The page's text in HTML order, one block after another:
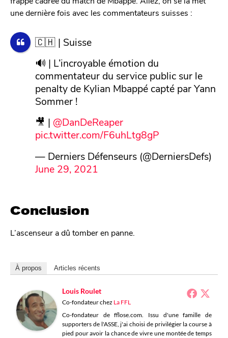
une dernière fois avec les commentateurs suisses :
🇨🇭 | Suisse
🔊 | L’incroyable émotion du
commentateur du service public sur le
penalty de Kylian Mbappé capté par Yann
Sommer !
🎥 | @DanDeReaper
pic.twitter.com/F6uhLtg8gP
— Derniers Défenseurs (@DerniersDefs)
June 29, 2021
Conclusion
L’ascenseur a dû tomber en panne.
À propos Articles récents
Louis Roulet
Co-fondateurchez La FFL
Co-fondateur de fflose.com. Issu d'une famille de
supporters de l'ASSE, j'ai choisi de privilégier la course à
pied pour avoir la chance de vivre une montée de temps